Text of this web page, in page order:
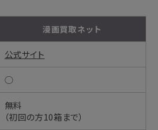
漫画買取ネット
公式サイト
◯
無料
（初回の方10箱まで）